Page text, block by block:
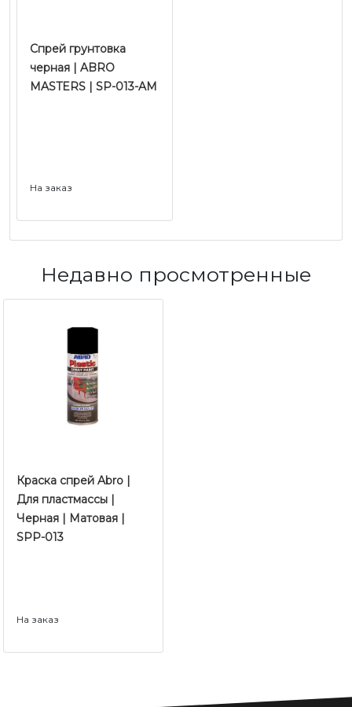
Спрей грунтовка
черная | ABRO
MASTERS | SP-013-AM
На заказ
Недавно просмотренные
Краска спрей Abro |
Для пластмассы |
Черная | Матовая |
SPP-013
На заказ